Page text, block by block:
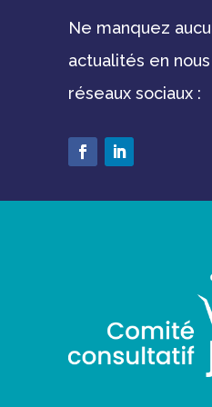
Ne manquez
actualités en
réseaux sociaux :